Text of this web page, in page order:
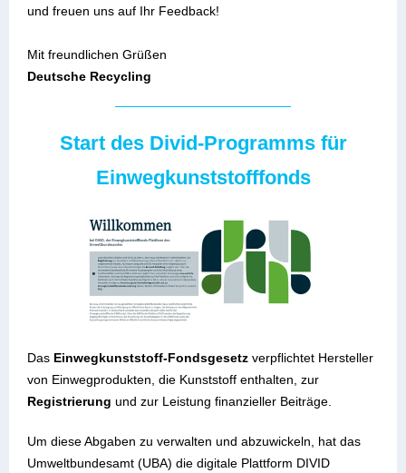
und freuen uns auf Ihr Feedback!
Mit freundlichen Grüßen
Deutsche Recycling
Start des Divid-Programms für
Einwegkunststofffonds
Das Einwegkunststoff-Fondsgesetz verpflichtet Hersteller
von Einwegprodukten, die Kunststoff enthalten, zur
Registrierung und zur Leistung finanzieller Beiträge.
Um diese Abgaben zu verwalten und abzuwickeln, hat das
Umweltbundesamt (UBA) die digitale Plattform DIVID